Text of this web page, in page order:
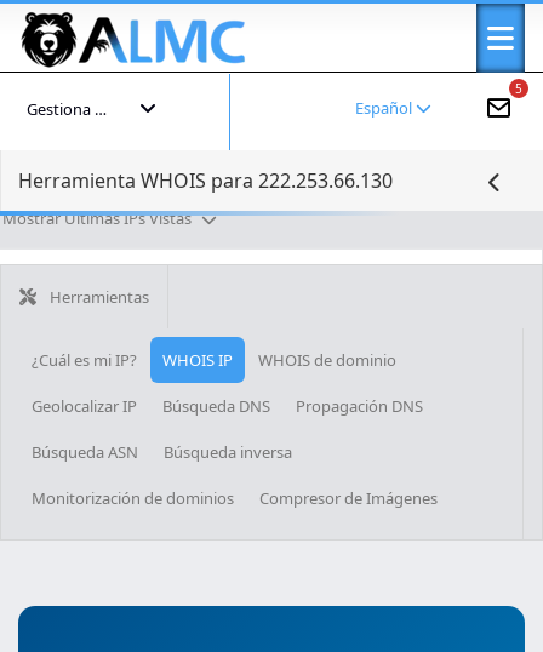
5
Español
Gestiona tu cuenta
Herramienta WHOIS para 222.253.66.130
Mostrar Últimas IPs Vistas
Herramientas
¿Cuál es mi IP? WHOIS IP WHOIS de dominio
Geolocalizar IP Búsqueda DNS Propagación DNS
Búsqueda ASN Búsqueda inversa
Monitorización de dominios Compresor de Imágenes